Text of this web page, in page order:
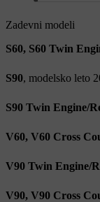
Zadevni modeli
S60, S60 Twin
S90, modelsko leto
S90 Twin Engine/
V60, V60 Cross
V90 Twin Engine/
V90, V90 Cross